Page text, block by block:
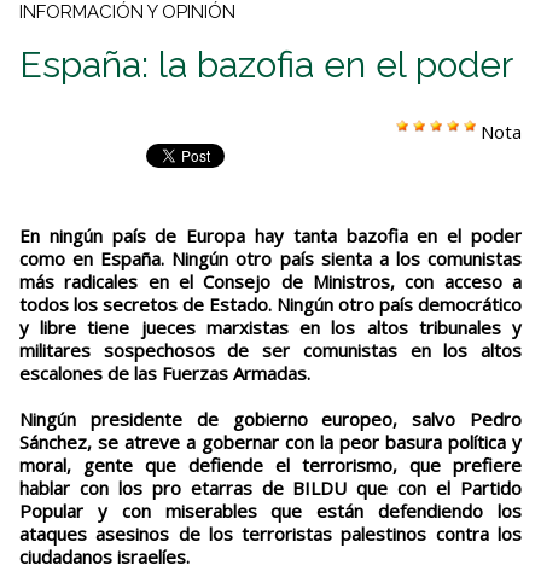
INFORMACIÓN Y OPINIÓN
España: la bazofia en el poder
Nota
En ningún país de Europa hay tanta bazofia en el poder
como en España. Ningún otro país sienta a los comunistas
más radicales en el Consejo de Ministros, con acceso a
todos los secretos de Estado. Ningún otro país democrático
y libre tiene jueces marxistas en los altos tribunales y
militares sospechosos de ser comunistas en los altos
escalones de las Fuerzas Armadas.
Ningún presidente de gobierno europeo, salvo Pedro
Sánchez, se atreve a gobernar con la peor basura política y
moral, gente que defiende el terrorismo, que prefiere
hablar con los pro etarras de BILDU que con el Partido
Popular y con miserables que están defendiendo los
ataques asesinos de los terroristas palestinos contra los
ciudadanos israelíes.